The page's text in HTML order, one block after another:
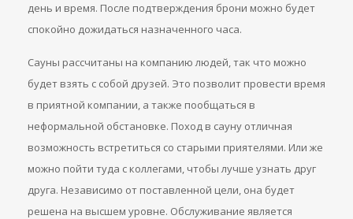
день и время. После подтверждения брони можно будет
спокойно дожидаться назначенного часа.
Сауны рассчитаны на компанию людей, так что можно
будет взять с собой друзей. Это позволит провести время
в приятной компании, а также пообщаться в
неформальной обстановке. Поход в сауну отличная
возможность встретиться со старыми приятелями. Или же
можно пойти туда с коллегами, чтобы лучше узнать друг
друга. Независимо от поставленной цели, она будет
решена на высшем уровне. Обслуживание является